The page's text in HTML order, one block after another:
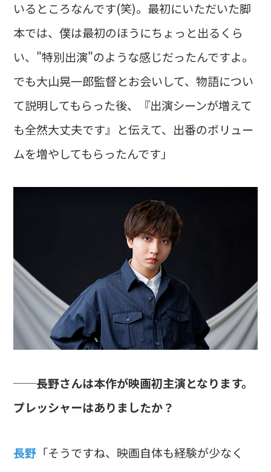
いるところなんです(笑)。最初にいただいた脚
本では、僕は最初のほうにちょっと出るくら
い、"特別出演"のような感じだったんですよ。
でも大山晃一郎監督とお会いして、物語につい
て説明してもらった後、『出演シーンが増えて
も全然大丈夫です』と伝えて、出番のボリュー
ムを増やしてもらったんです」
──長野さんは本作が映画初主演となります。
プレッシャーはありましたか？
長野 「そうですね、映画自体も経験が少なく